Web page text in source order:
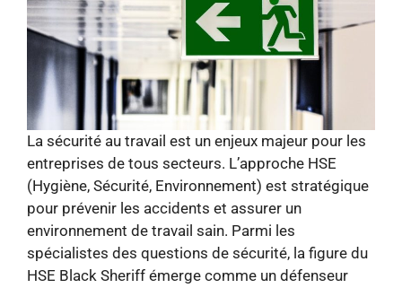
La sécurité au travail est un enjeux majeur pour les
entreprises de tous secteurs. L’approche HSE
(Hygiène, Sécurité, Environnement) est stratégique
pour prévenir les accidents et assurer un
environnement de travail sain. Parmi les
spécialistes des questions de sécurité, la figure du
HSE Black Sheriff émerge comme un défenseur